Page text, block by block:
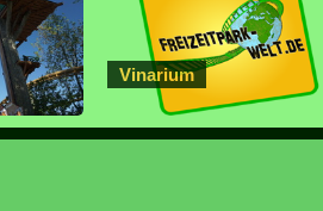
Vinarium